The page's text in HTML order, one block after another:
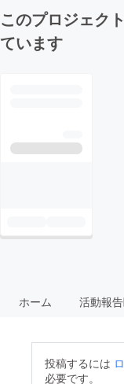
このプロジェク
ています
ホーム 活動報告
投稿するには
必要です。